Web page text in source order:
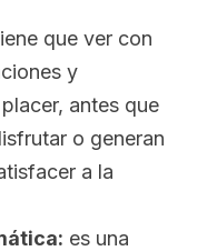
que ver con
y
antes que
o generan
a la
es una